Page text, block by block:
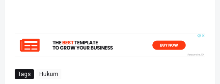
Tags Hukum